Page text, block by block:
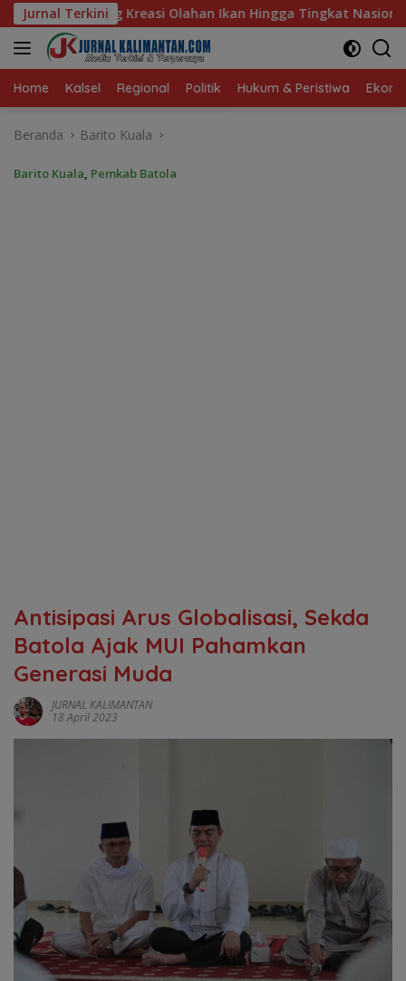
Langsung
ke
konten
Jurnal Terkini
Hingga Tingkat Nasional Pada Lomba Masak Serba Ikan
Home Kalsel Regional Politik Hukum & Peristiwa
Beranda Barito Kuala
Barito Kuala, Pemkab Batola
Antisipasi Arus Globalisasi, Sekda
Batola Ajak MUI Pahamkan
Generasi Muda
JURNAL KALIMANTAN
18 April 2023